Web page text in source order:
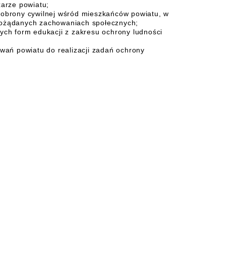
powiatu;
cywilnej wśród mieszkańców powiatu, w
zachowaniach społecznych;
form edukacji z zakresu ochrony ludności
powiatu do realizacji zadań ochrony